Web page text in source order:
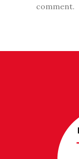
comment.